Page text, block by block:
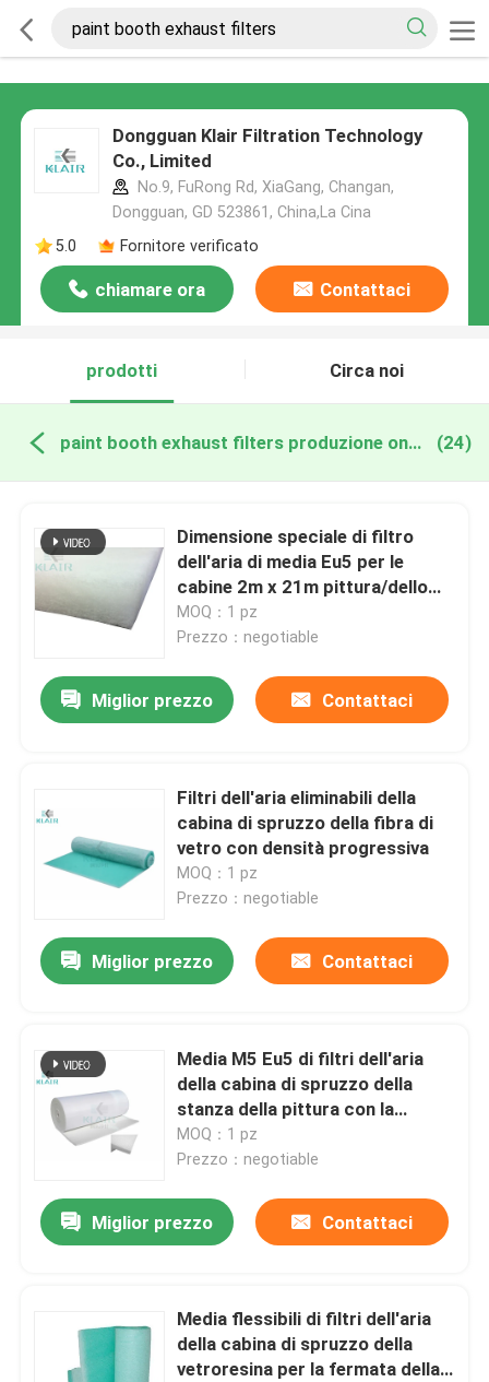
Dongguan Klair Filtration Technology
Co., Limited
No.9, FuRong Rd, XiaGang, Changan,
Dongguan, GD 523861, China,La Cina
5.0
Fornitore verificato
chiamare ora Contattaci
prodotti Circa noi
paint booth exhaust filters produzione online (24)
Dimensione speciale di filtro
dell'aria di media Eu5 per le
cabine 2m x 21m pittura/dello
spruzzo
MOQ：1 pz
Prezzo：negotiable
Miglior prezzo Contattaci
Filtri dell'aria eliminabili della
cabina di spruzzo della fibra di
vetro con densità progressiva
MOQ：1 pz
Prezzo：negotiable
Miglior prezzo Contattaci
Media M5 Eu5 di filtri dell'aria
della cabina di spruzzo della
stanza della pittura con la
protezione della maglia
MOQ：1 pz
Prezzo：negotiable
Miglior prezzo Contattaci
Media flessibili di filtri dell'aria
della cabina di spruzzo della
vetroresina per la fermata della